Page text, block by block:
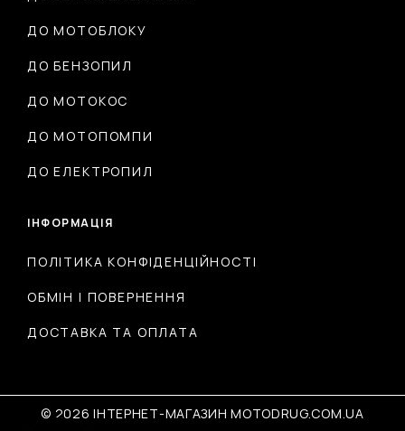
ДО МОТОБЛОКУ
ДО БЕНЗОПИЛ
ДО МОТОКОС
ДО МОТОПОМПИ
ДО ЕЛЕКТРОПИЛ
ІНФОРМАЦІЯ
ПОЛІТИКА КОНФІДЕНЦІЙНОСТІ
ОБМІН І ПОВЕРНЕННЯ
ДОСТАВКА ТА ОПЛАТА
© 2026 ІНТЕРНЕТ-МАГАЗИН MOTODRUG.COM.UA